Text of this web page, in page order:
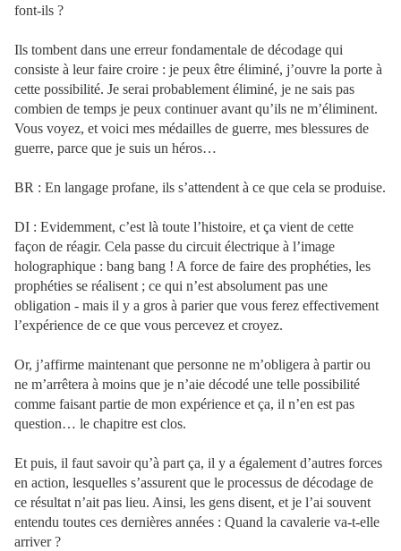
font-ils ?
Ils tombent dans une erreur fondamentale de décodage qui
consiste à leur faire croire : je peux être éliminé, j’ouvre la porte à
cette possibilité. Je serai probablement éliminé, je ne sais pas
combien de temps je peux continuer avant qu’ils ne m’éliminent.
Vous voyez, et voici mes médailles de guerre, mes blessures de
guerre, parce que je suis un héros…
BR : En langage profane, ils s’attendent à ce que cela se produise.
DI : Evidemment, c’est là toute l’histoire, et ça vient de cette
façon de réagir. Cela passe du circuit électrique à l’image
holographique : bang bang ! A force de faire des prophéties, les
prophéties se réalisent ; ce qui n’est absolument pas une
obligation - mais il y a gros à parier que vous ferez effectivement
l’expérience de ce que vous percevez et croyez.
Or, j’affirme maintenant que personne ne m’obligera à partir ou
ne m’arrêtera à moins que je n’aie décodé une telle possibilité
comme faisant partie de mon expérience et ça, il n’en est pas
question… le chapitre est clos.
Et puis, il faut savoir qu’à part ça, il y a également d’autres forces
en action, lesquelles s’assurent que le processus de décodage de
ce résultat n’ait pas lieu. Ainsi, les gens disent, et je l’ai souvent
entendu toutes ces dernières années : Quand la cavalerie va-t-elle
arriver ?